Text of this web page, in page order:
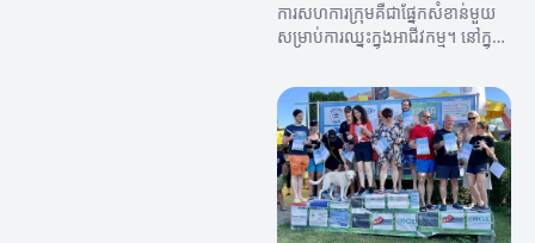
ការសហការក្រុមគឺជាផ្នែកសំខាន់មួយ
សម្រាប់ការឈ្នះក្នុងអាជីវកម្ម។ នៅក្នុង
សាស្រ្តឈ្នះសម្រាប់ការសហការក្រុម។